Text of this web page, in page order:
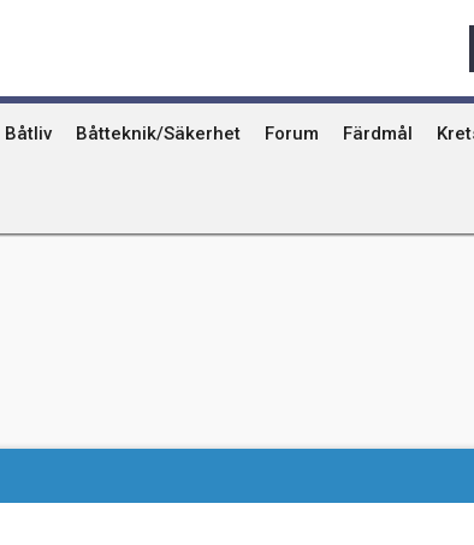
Båtliv
Toalettavfall och sjömackar
Båtteknik/Säkerhet Forum Färdmål
Stockholms